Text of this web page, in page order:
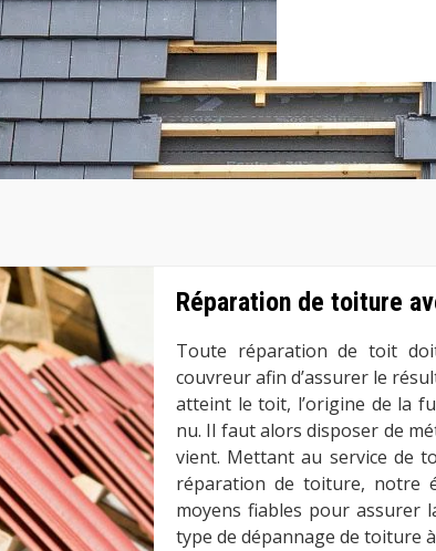
Réparation de toiture
Toute réparation de toit
couvreur afin d’assurer le
atteint le toit, l’origine de la
nu. Il faut alors disposer de
vient. Mettant au service de
réparation de toiture, notre
moyens fiables pour assurer
type de dépannage de toiture